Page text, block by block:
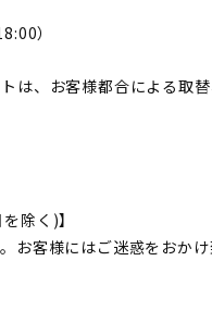
）
、お客様都合による取
除く)】
お客様にはご迷惑をおか